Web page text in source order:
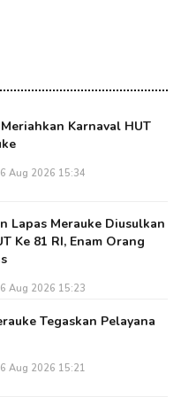
Karnaval HUT
Aug 2026 15:34
Lapas Merauke Diusulkan
Ke 81 RI, Enam Orang
Aug 2026 15:23
Tegaskan Pelayana
Aug 2026 15:21